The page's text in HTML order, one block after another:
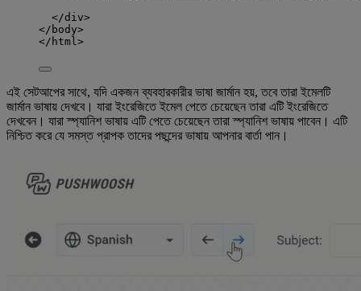
</div>
</ body>
</ html >
এই সেটআপের সাথে, যদি একজন ব্যবহারকারীর ভাষা জার্মান হয়, তবে তারা ইমেলটি
জার্মান ভাষায় দেখবে। যারা ইংরেজিতে ইমেল পেতে চেয়েছেন তারা এটি ইংরেজিতে
দেখবেন। যারা স্প্যানিশ ভাষায় এটি পেতে চেয়েছেন তারা স্প্যানিশ ভাষায় পাবেন। এটি
নিশ্চিত করে যে সমস্ত প্রাপক তাদের পছন্দের ভাষায় আপনার বার্তা পান।